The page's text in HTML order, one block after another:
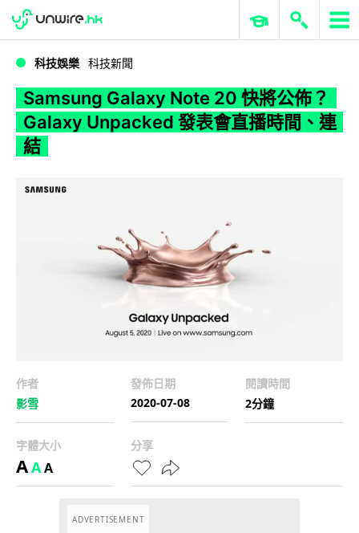
WWDC 2026 ERP 與商業 AI
科技娛樂 科技新聞
Samsung Galaxy Note 20 快將公佈？
Galaxy Unpacked 發表會直播時間、連
結
作者
影雪
發佈日期
2020-07-08
閱讀時間
2分鐘
字體大小
AAA
分享
ADVERTISEMENT